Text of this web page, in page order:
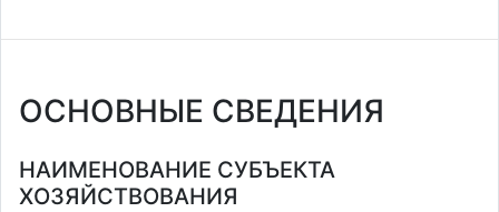
ОСНОВНЫЕ СВЕДЕНИЯ
НАИМЕНОВАНИЕ СУБЪЕКТА
ХОЗЯЙСТВОВАНИЯ